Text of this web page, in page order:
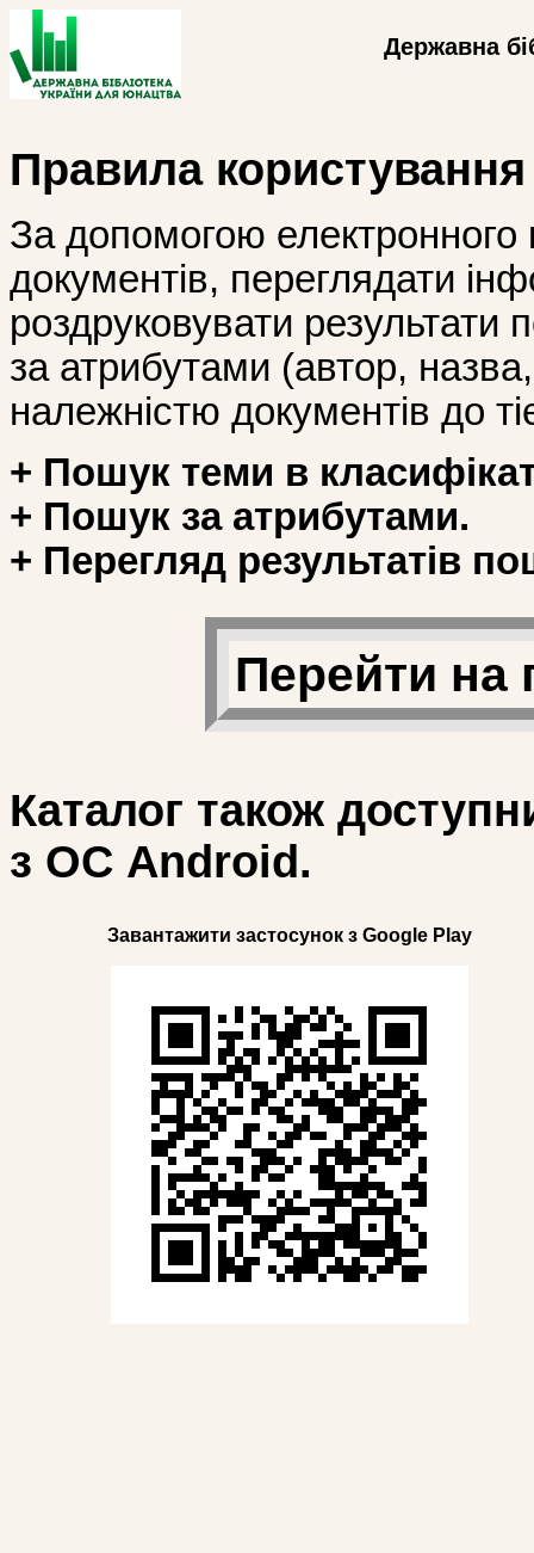
Державна
Правила
За допомогою
документів, переглядати
роздруковувати
за атрибутами (автор, назва,
належністю документів до
+ Пошук теми в
+ Пошук за атрибутами.
+ Перегляд результатів
Перейти на
Каталог також
з ОС Android.
Завантажити застосунок з Google Play